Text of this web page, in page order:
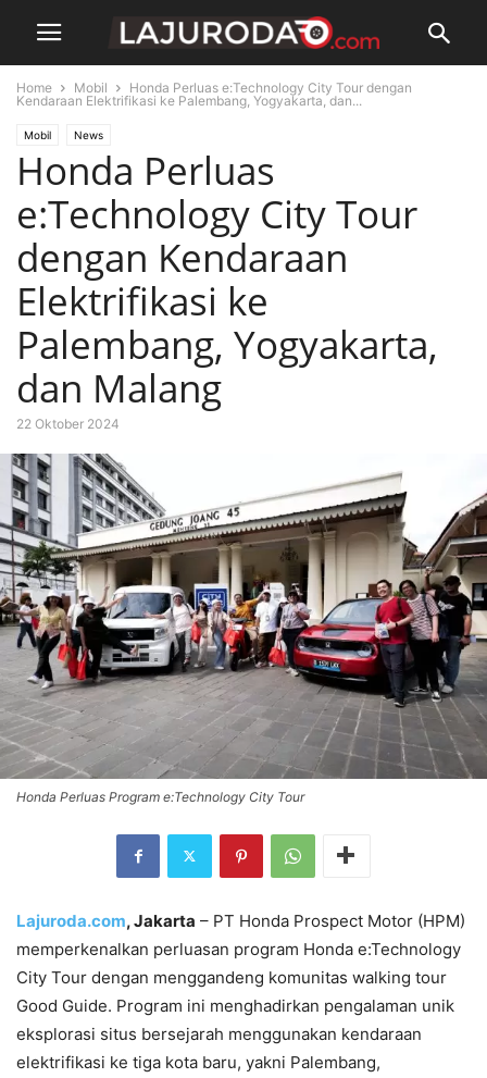
Home Mobil
Honda Perluas e:Technology City Tour dengan
Kendaraan Elektrifikasi ke Palembang, Yogyakarta, dan...
Mobil News
Honda Perluas
e:Technology City Tour
dengan Kendaraan
Elektrifikasi ke
Palembang, Yogyakarta,
dan Malang
22 Oktober 2024
Honda Perluas Program e:Technology City Tour
Lajuroda.com, Jakarta – PT Honda Prospect Motor (HPM)
memperkenalkan perluasan program Honda e:Technology
City Tour dengan menggandeng komunitas walking tour
Good Guide. Program ini menghadirkan pengalaman unik
eksplorasi situs bersejarah menggunakan kendaraan
elektrifikasi ke tiga kota baru, yakni Palembang,